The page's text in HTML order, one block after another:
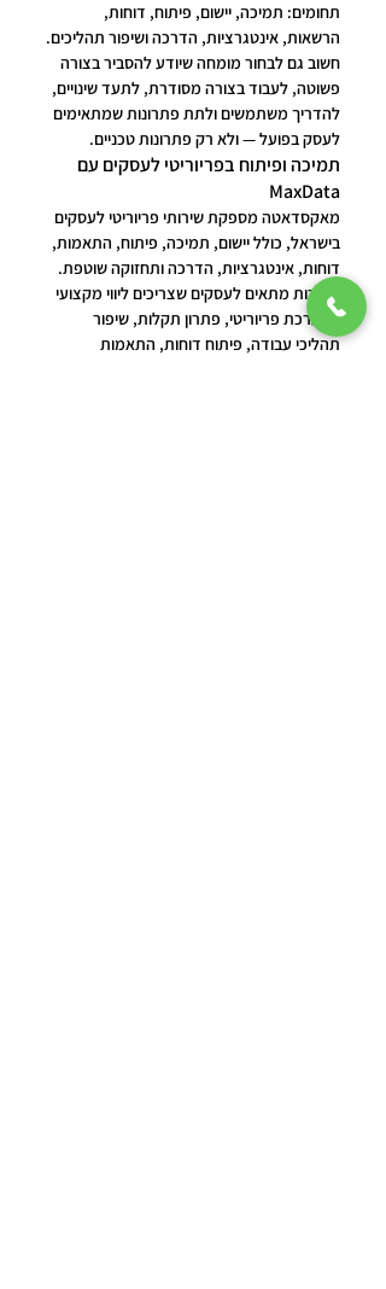
תחומים: תמיכה, יישום, פיתוח, דוחות,
הרשאות, אינטגרציות, הדרכה ושיפור תהליכים.
חשוב גם לבחור מומחה שיודע להסביר בצורה
פשוטה, לעבוד בצורה מסודרת, לתעד שינויים,
להדריך משתמשים ולתת פתרונות שמתאימים
לעסק בפועל — ולא רק פתרונות טכניים.
תמיכה ופיתוח בפריוריטי לעסקים עם
MaxData
מאקסדאטה מספקת שירותי פריוריטי לעסקים
בישראל, כולל יישום, תמיכה, פיתוח, התאמות,
דוחות, אינטגרציות, הדרכה ותחזוקה שוטפת.
השירות מתאים לעסקים שצריכים ליווי מקצועי
במערכת פריוריטי, פתרון תקלות, שיפור
תהליכי עבודה, פיתוח דוחות, התאמות